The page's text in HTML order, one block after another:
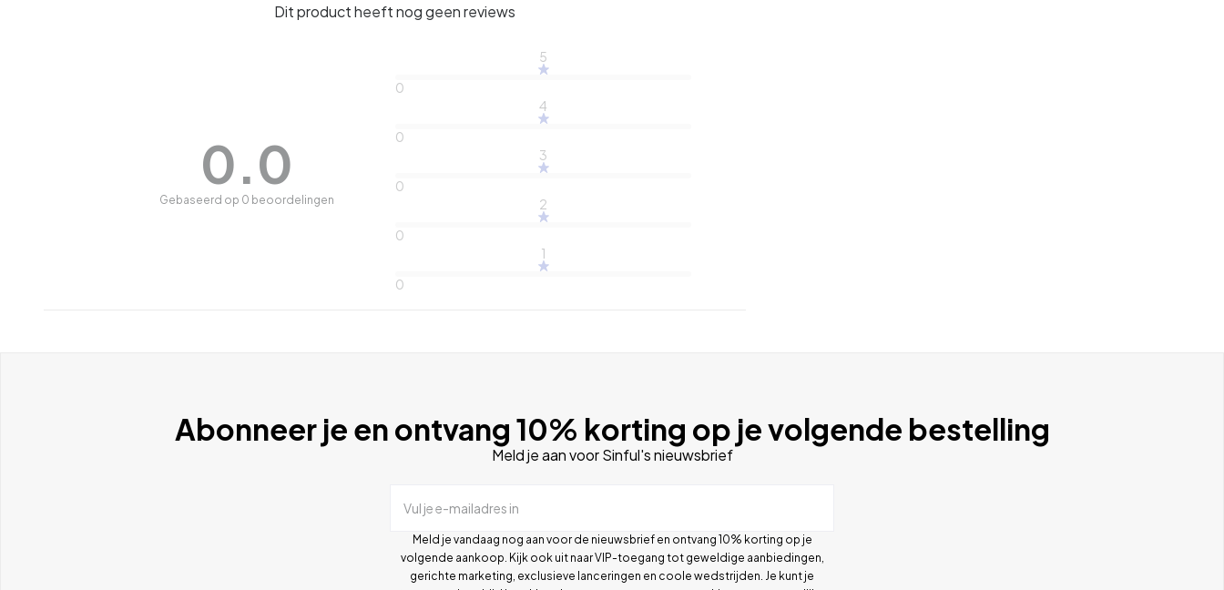
Dit product heeft nog geen reviews
0.0
Gebaseerd op 0 beoordelingen
5
0
4
0
3
0
2
0
1
0
Abonneer je en ontvang 10% korting op je volgende bestelling
Meld je aan voor Sinful's nieuwsbrief
Vul je e-mailadres in
Meld je vandaag nog aan voor de nieuwsbrief en ontvang 10% korting op je
volgende aankoop. Kijk ook uit naar VIP-toegang tot geweldige aanbiedingen,
gerichte marketing, exclusieve lanceringen en coole wedstrijden. Je kunt je